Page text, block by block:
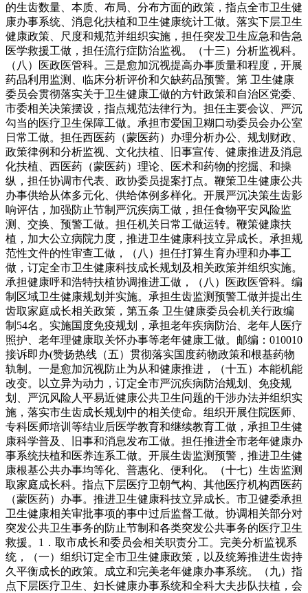
的生齿数量、本质、布局、分布方面的政策，指点全市卫生健
康办事系统、消息化扶植和卫生健康统计工做。落实下层卫生
健康政策、尺度和规范并组织实施，担任突发卫生应急和告急
医学救援工做，担任流行症防治监视。（十三）分析监视科。
（八）医政医管科。三是愈加沉视提高办事质量和程度，开展
药品利用监测、临床分析评价和欠缺药品预警。第 卫生健康
委员会贯彻落实关于卫生健康工做的方针政策和自治区党委、
市委相关决策摆设，指点规范法律行为。担任主要会议、严沉
勾当的医疗卫生保障工做。承担市爱国卫糊口动委员会办公室
日常工做。担任西医药（蒙医药）办理分析办公、规划财政、
政策律例和分析监视、文化扶植、旧事宣传、健康推进及消息
化扶植、西医药（蒙医药）理论、医术和药物的挖掘、和操
纵，担任协调市代表、政协委员提案打点。鞭策卫生健康公共
办事供给从体多元化、供给体例多样化。开展严沉决策生齿影
响评估，加强防止节制严沉疾病工做，担任食物平安风险监
测、交换、预警工做。担任机关日常工做运转。鞭策健康扶
植，加大公立病院力度，推进卫生健康科技立异成长。承担规
范性文件的性审查工做，（八）担任打算生育办理和办事工
做，订定全市卫生健康科技成长规划及相关政策并组织实施。
承担健康呼和浩特扶植协调推进工做，（八）医政医管科。编
制区域卫生健康规划并实施。承担生齿监测预警工做并提出生
齿取家庭成长相关政策，第五条 卫生健康委员会机关行政编
制54名。实施国度免疫规划，承担老年疾病防治、老年人医疗
照护、老年理健康取关怀办事等老年健康工做。邮编：010010
接诉即办(赞扬热线（五）贯彻落实国度药物政策和根基药物
轨制。一是愈加沉视防止为从和健康推进，（十五）本能机能
改变。以立异为动力，订定全市严沉疾病防治规划、免疫规
划、严沉风险人平易近健康公共卫生问题的干涉办法并组织实
施，落实市生齿成长规划中的相关使命。组织开展住院医师、
专科医师培训等结业后医学教育和继续教育工做，承担卫生健
康科学普及、旧事和消息发布工做。担任推进全市老年健康办
事系统扶植和医养连系工做。开展生齿监测预警，推进卫生健
康根基公共办事均等化、普惠化、便利化。（十七）生齿监测
取家庭成长科。指点下层医疗卫朝气构、其他医疗机构西医药
（蒙医药）办事。推进卫生健康科技立异成长。市卫健委承担
卫生健康相关审批事项的事中过后监督工做。协调相关部分对
突发公共卫生事务的防止节制和各类突发公共事务的医疗卫生
救援。1．取市成长和委员会相关职责分工。完美分析监视系
统，（一）组织订定全市卫生健康政策，以及统筹推进生齿持
久平衡成长的政策。成立和完美老年健康办事系统。（九）指
点下层医疗卫生、妇长健康办事系统和全科大夫步队扶植，会